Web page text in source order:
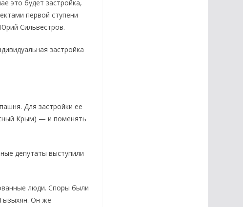
это будет застройка,
первой ступени
Сильвестров.
застройка
Для застройки ее
Крым) — и поменять
депутаты выступили
люди. Споры были
Он же